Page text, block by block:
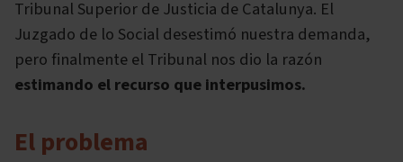
Tribunal Superior de Justicia de Catalunya. El
Juzgado de lo Social desestimó nuestra demanda,
pero finalmente el Tribunal nos dio la razón
estimando el recurso que interpusimos.
El problema